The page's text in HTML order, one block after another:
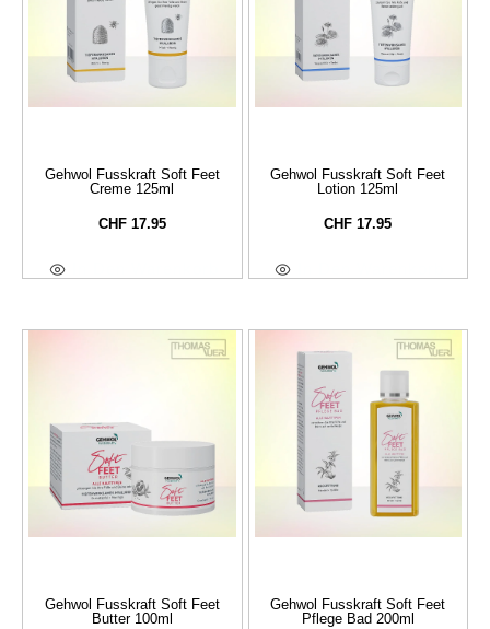
Gehwol Fusskraft Soft Feet
Creme 125ml
CHF17.95
Gehwol Fusskraft Soft Feet
Lotion 125ml
CHF 17.95
Gehwol Fusskraft Soft Feet
Butter 100ml
Gehwol Fusskraft Soft Feet
Pflege Bad 200ml